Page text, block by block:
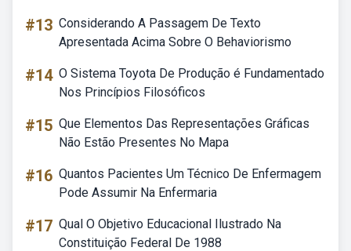
#13 Considerando A Passagem De Texto
Apresentada Acima Sobre O Behaviorismo
#14 O Sistema Toyota De Produção é Fundamentado
Nos Princípios Filosóficos
#15 Que Elementos Das Representações Gráficas
Não Estão Presentes No Mapa
#16 Quantos Pacientes Um Técnico De Enfermagem
Pode Assumir Na Enfermaria
#17 Qual O Objetivo Educacional Ilustrado Na
Constituição Federal De 1988